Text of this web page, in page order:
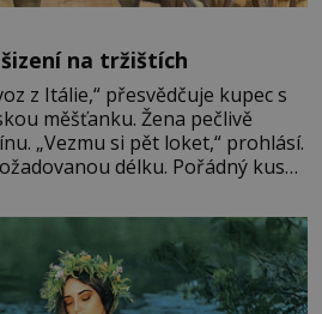
na tržištích
z Itálie,“ přesvědčuje kupec s
měšťanku. Žena pečlivě
„Vezmu si pět loket,“ prohlásí.
délku. Pořádný kus
na sukni,“ zhodnotí švadlena
„Ošidili vás, podívejte.“